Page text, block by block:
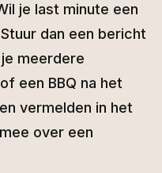
je last minute een
dan een bericht
meerdere
een BBQ na het
vermelden in het
over een